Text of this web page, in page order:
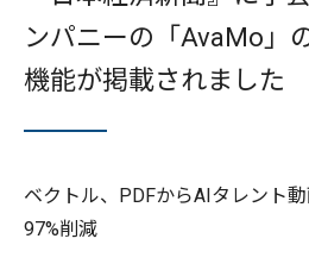
ンパニーの「AvaMo」
機能が掲載されました
ベクトル、PDFからAIタレント
97%削減